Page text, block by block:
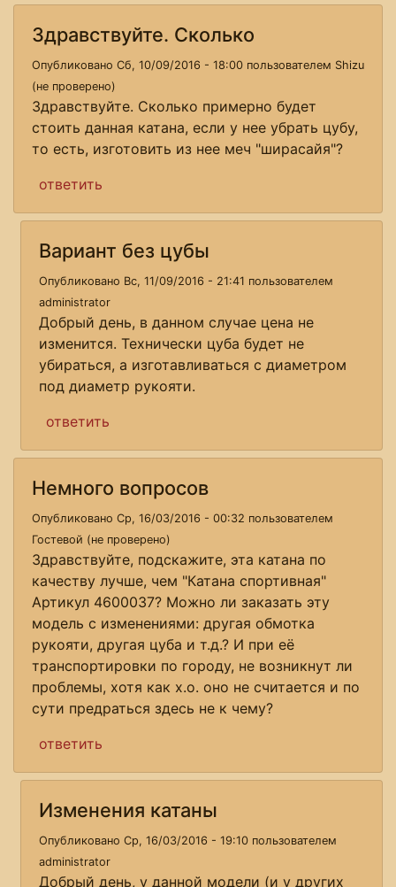
Здравствуйте. Сколько
Опубликовано Сб, 10/09/2016 - 18:00 пользователем Shizu
(не проверено)
Здравствуйте. Сколько примерно будет
стоить данная катана, если у нее убрать цубу,
то есть, изготовить из нее меч "ширасайя"?
ответить
Вариант без цубы
Опубликовано Вс, 11/09/2016 - 21:41 пользователем
administrator
Добрый день, в данном случае цена не
изменится. Технически цуба будет не
убираться, а изготавливаться с диаметром
под диаметр рукояти.
ответить
Немного вопросов
Опубликовано Ср, 16/03/2016 - 00:32 пользователем
Гостевой (не проверено)
Здравствуйте, подскажите, эта катана по
качеству лучше, чем "Катана спортивная"
Артикул 4600037? Можно ли заказать эту
модель с изменениями: другая обмотка
рукояти, другая цуба и т.д.? И при её
транспортировки по городу, не возникнут ли
проблемы, хотя как х.о. оно не считается и по
сути предраться здесь не к чему?
ответить
Изменения катаны
Опубликовано Ср, 16/03/2016 - 19:10 пользователем
administrator
Добрый день, у данной модели (и у других